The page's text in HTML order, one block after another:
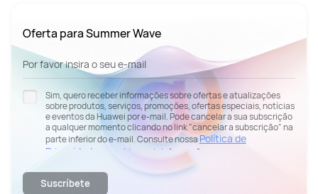
Oferta para Summer Wave
Por favor insira o seu e-mail
Sim, quero receber informações sobre ofertas e atualizações
sobre produtos, serviços, promoções, ofertas especiais, notícias
e eventos da Huawei por e-mail. Pode cancelar a sua subscrição
a qualquer momento clicando no link "cancelar a subscrição" na
parte inferior do e-mail. Consulte nossaPolítica de
Privacidade
para obter mais informações.
Suscríbete